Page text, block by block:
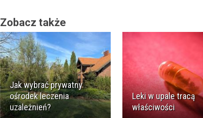
Zobacz także
Jak wybrać prywatny
ośrodek leczenia
uzależnień?
Leki w upale tracą
właściwości